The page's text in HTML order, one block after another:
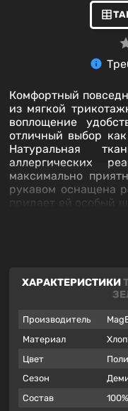
Комфортный
из мягкой
воплощение
отличный выбор
Натуральная
аллергических
максимально
рукавом оснащена
придает ей особый
будь то
ХАРАКТЕРИСТИКИ
Производитель
Материал
Цвет
Сезон
Состав